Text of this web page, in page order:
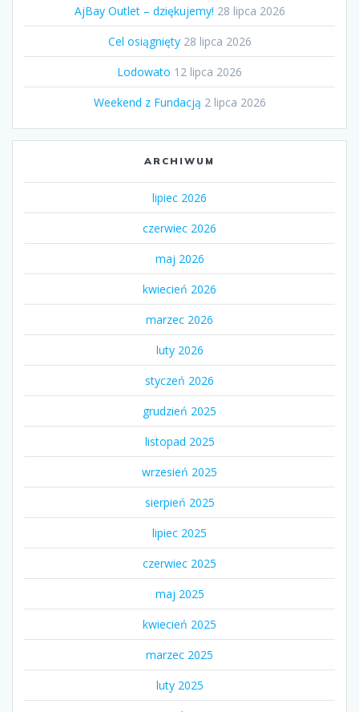
AjBay Outlet – dziękujemy! 28 lipca 2026
Cel osiągnięty 28 lipca 2026
Lodowato 12 lipca 2026
Weekend z Fundacją 2 lipca 2026
ARCHIWUM
lipiec 2026
czerwiec 2026
maj 2026
kwiecień 2026
marzec 2026
luty 2026
styczeń 2026
grudzień 2025
listopad 2025
wrzesień 2025
sierpień 2025
lipiec 2025
czerwiec 2025
maj 2025
kwiecień 2025
marzec 2025
luty 2025